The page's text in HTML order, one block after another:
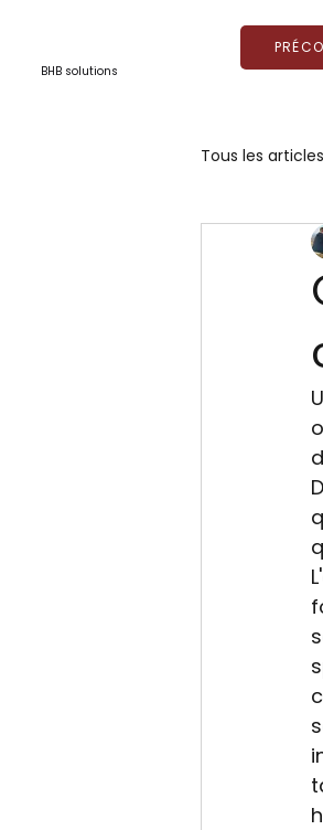
BHB solutions
Tous les articles